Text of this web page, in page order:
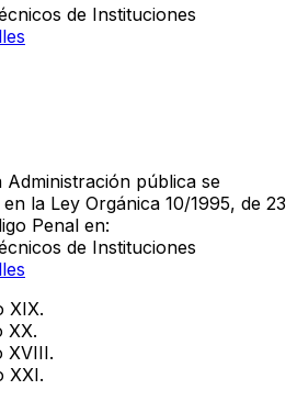
de Instituciones
Administración pública se
la Ley Orgánica 10/1995, de 23
Penal en:
de Instituciones
XIX.
XX.
XVIII.
XXI.